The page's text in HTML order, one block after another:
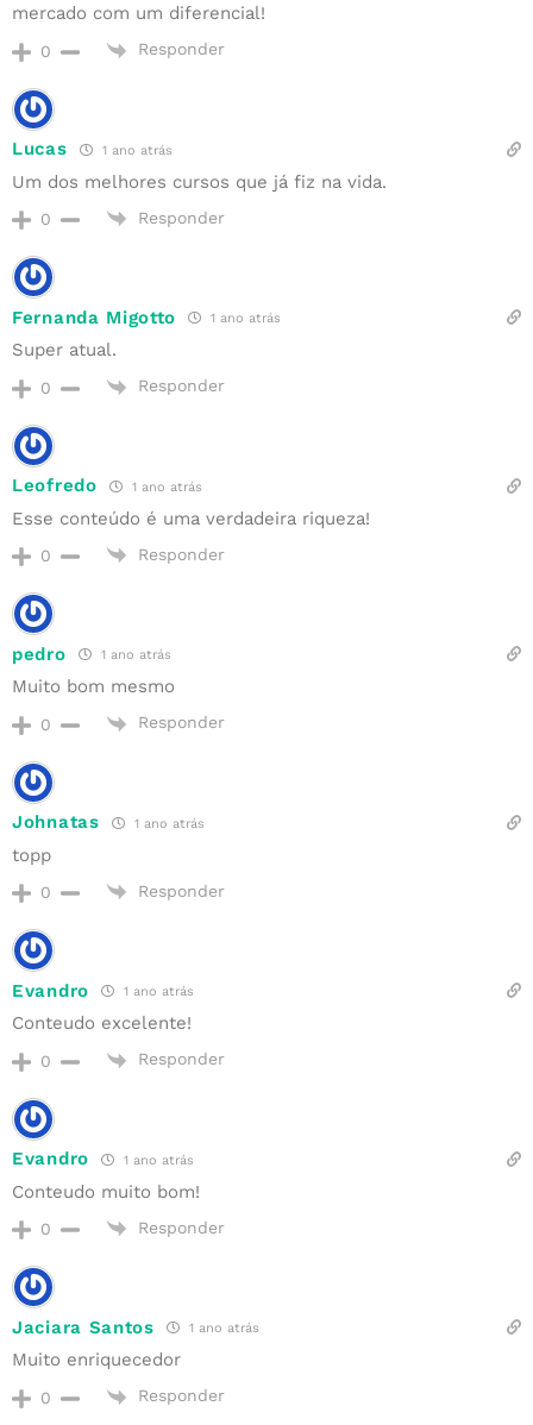
mercado com um diferencial!
0 Responder
Lucas 1 ano atrás
Um dos melhores cursos que já fiz na vida.
0 Responder
Fernanda Migotto 1 ano atrás
Super atual.
0 Responder
Leofredo 1 ano atrás
Esse conteúdo é uma verdadeira riqueza!
0 Responder
pedro 1 ano atrás
Muito bom mesmo
0 Responder
Johnatas 1 ano atrás
topp
0 Responder
Evandro 1 ano atrás
Conteudo excelente!
0 Responder
Evandro 1 ano atrás
Conteudo muito bom!
0 Responder
Jaciara Santos 1 ano atrás
Muito enriquecedor
0 Responder